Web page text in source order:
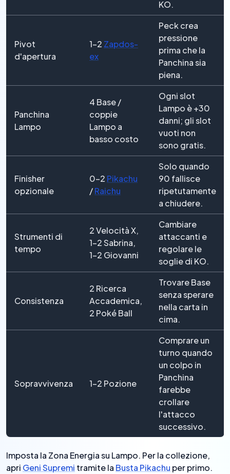
KO.
Pivot
d'apertura
1–2 Zapdos-
ex
Peck crea
pressione
prima che la
Panchina sia
piena.
Panchina
Lampo
4 Base /
coppie
Lampo a
basso costo
Ogni slot
Lampo è +30
danni; gli slot
vuoti non
sono gratis.
Finisher
opzionale
0–2 Pikachu
/Raichu
Solo quando
90 fallisce
ripetutamente
a chiudere.
Strumenti di
tempo
2 Velocità X,
1–2 Sabrina,
1–2 Giovanni
Cambiare
attaccanti e
regolare le
soglie di KO.
Consistenza
2 Ricerca
Accademica,
2 Poké Ball
Trovare Base
senza sperare
nella carta in
cima.
Sopravvivenza 1–2 Pozione
Comprare un
turno quando
un colpo in
Panchina
farebbe
crollare
l'attacco
successivo.
Imposta la Zona Energia su Lampo. Per la collezione,
apri Geni Supremi tramite la Busta Pikachu per primo.